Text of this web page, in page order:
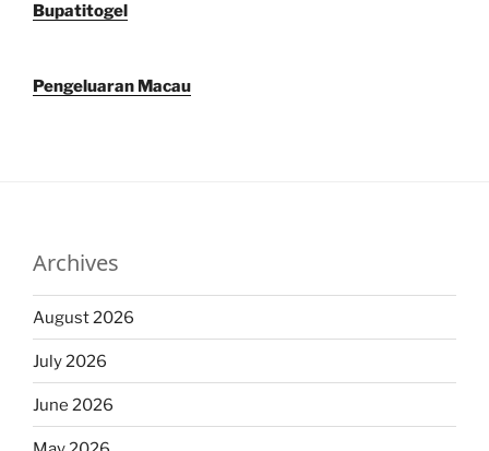
Bupatitogel
Pengeluaran Macau
Archives
August 2026
July 2026
June 2026